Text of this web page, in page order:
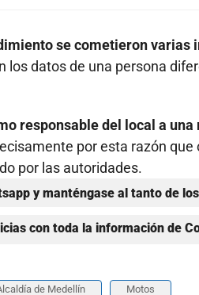
se cometieron
datos de una persona
responsable del local a una
por esta razón
por las autoridades.
y manténgase al tanto de
con toda la información de
de Medellín Motos